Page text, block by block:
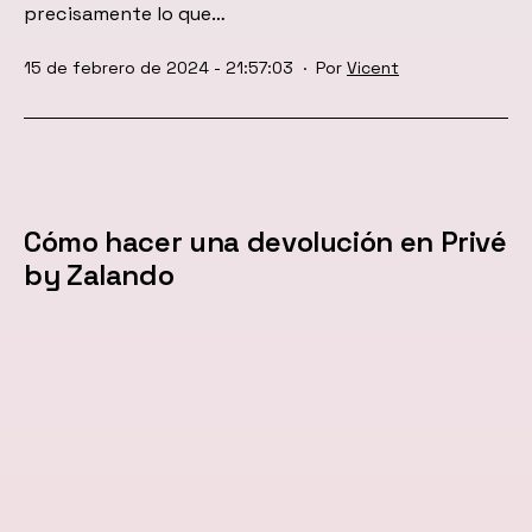
precisamente lo que…
Publicada
15 de febrero de 2024 - 21:57:03 Por Vicent
Cómo hacer una devolución en Privé
by Zalando